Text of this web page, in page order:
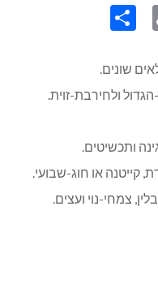
Copy
Link
Share